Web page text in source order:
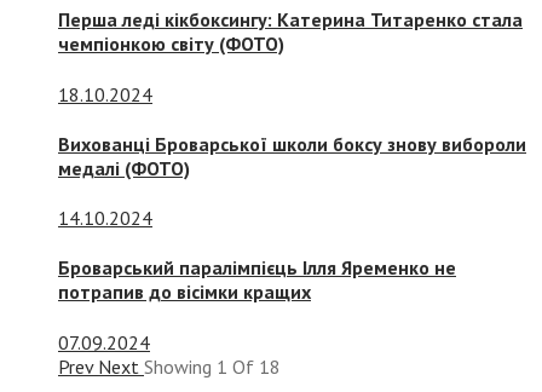
Перша леді кікбоксингу: Катерина Титаренко стала
чемпіонкою світу (ФОТО)
18.10.2024
Вихованці Броварської школи боксу знову вибороли
медалі (ФОТО)
14.10.2024
Броварський паралімпієць Ілля Яременко не
потрапив до вісімки кращих
07.09.2024
Prev Next Showing 1 Of 18